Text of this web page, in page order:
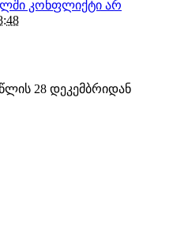
კონფლიქტი არ
28 დეკემბრიდან